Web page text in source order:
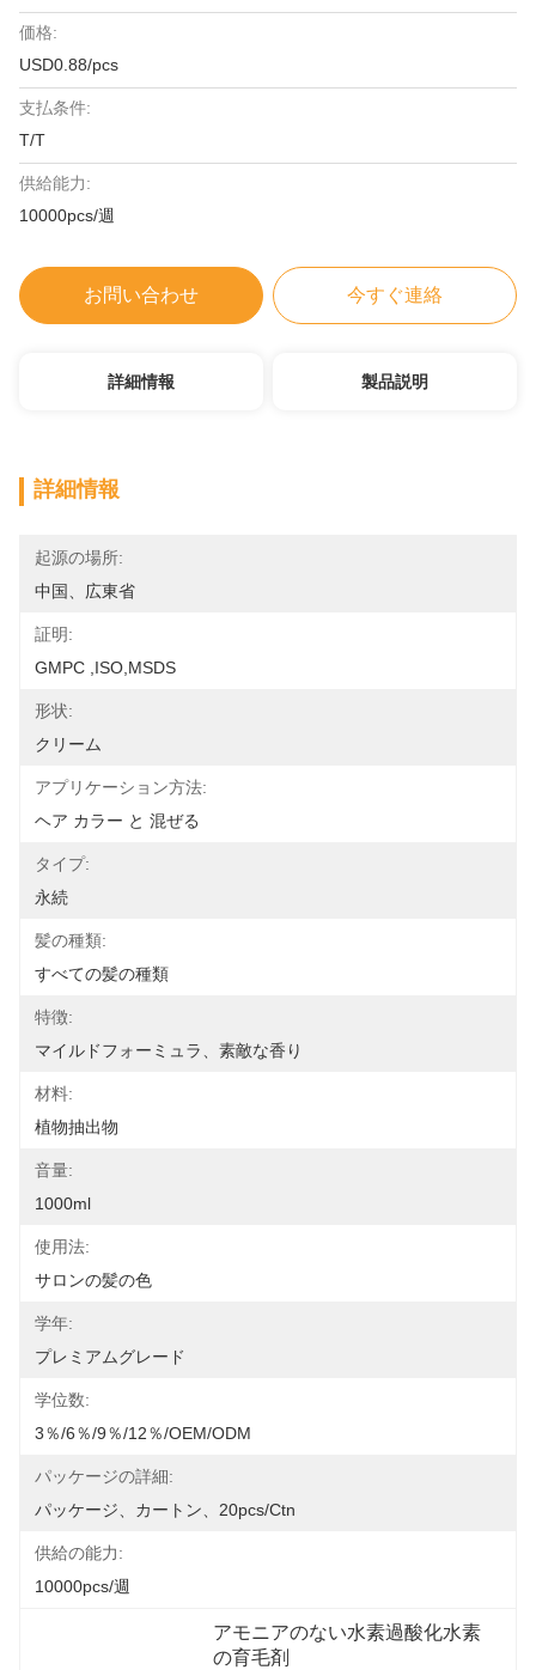
価格:
USD0.88/pcs
支払条件:
T/T
供給能力:
10000pcs/週
お問い合わせ 今すぐ連絡
詳細情報 製品説明
詳細情報
起源の場所:
中国、広東省
証明:
GMPC ,ISO,MSDS
形状:
クリーム
アプリケーション方法:
ヘア カラー と 混ぜる
タイプ:
永続
髪の種類:
すべての髪の種類
特徴:
マイルドフォーミュラ、素敵な香り
材料:
植物抽出物
音量:
1000ml
使用法:
サロンの髪の色
学年:
プレミアムグレード
学位数:
3％/6％/9％/12％/OEM/ODM
パッケージの詳細:
パッケージ、カートン、20pcs/ctn
供給の能力:
10000pcs/週
アモニアのない水素過酸化水素
の育毛剤